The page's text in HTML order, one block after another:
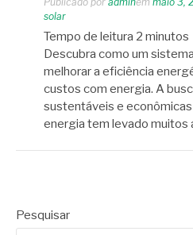
solar
Tempo de leitura 2 minutos
Descubra como um
melhorar a eficiência
custos com energia. A
sustentáveis e
energia tem levado muitos
Pesquisar